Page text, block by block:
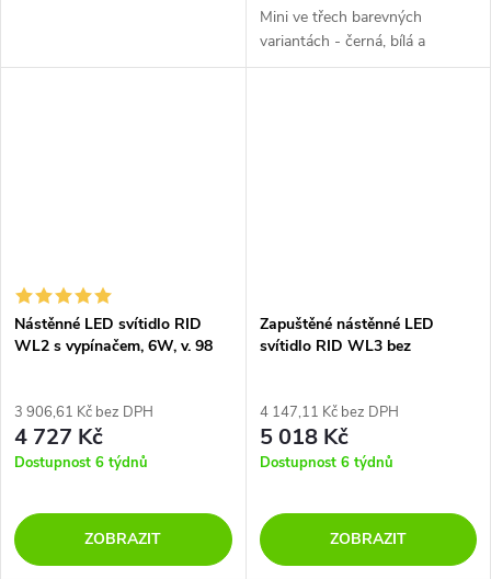
Mini ve třech barevných
variantách - černá, bílá a
champagne.
Nástěnné LED svítidlo RID
WL2 s vypínačem, 6W, v. 98
3 906,61 Kč bez DPH
4 727 Kč
Dostupnost 6 týdnů
ZOBRAZIT
Zapuštěné nástěnné LED
svítidlo RID WL3 bez
4 147,11 Kč bez DPH
5 018 Kč
Dostupnost 6 týdnů
ZOBRAZIT